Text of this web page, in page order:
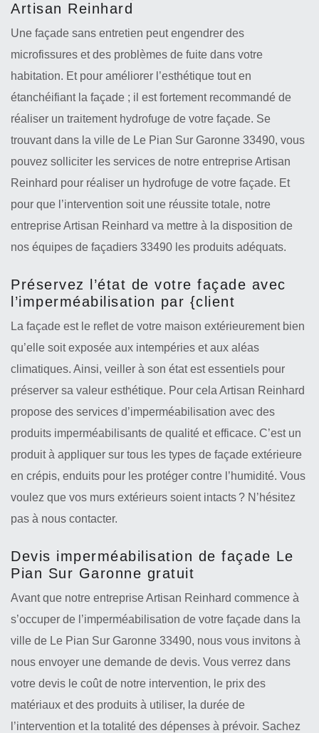
Artisan Reinhard
Une façade sans entretien peut engendrer des
microfissures et des problèmes de fuite dans votre
habitation. Et pour améliorer l’esthétique tout en
étanchéifiant la façade ; il est fortement recommandé de
réaliser un traitement hydrofuge de votre façade. Se
trouvant dans la ville de Le Pian Sur Garonne 33490, vous
pouvez solliciter les services de notre entreprise Artisan
Reinhard pour réaliser un hydrofuge de votre façade. Et
pour que l’intervention soit une réussite totale, notre
entreprise Artisan Reinhard va mettre à la disposition de
nos équipes de façadiers 33490 les produits adéquats.
Préservez l’état de votre façade avec
l’imperméabilisation par {client
La façade est le reflet de votre maison extérieurement bien
qu’elle soit exposée aux intempéries et aux aléas
climatiques. Ainsi, veiller à son état est essentiels pour
préserver sa valeur esthétique. Pour cela Artisan Reinhard
propose des services d’imperméabilisation avec des
produits imperméabilisants de qualité et efficace. C’est un
produit à appliquer sur tous les types de façade extérieure
en crépis, enduits pour les protéger contre l’humidité. Vous
voulez que vos murs extérieurs soient intacts ? N’hésitez
pas à nous contacter.
Devis imperméabilisation de façade Le
Pian Sur Garonne gratuit
Avant que notre entreprise Artisan Reinhard commence à
s’occuper de l’imperméabilisation de votre façade dans la
ville de Le Pian Sur Garonne 33490, nous vous invitons à
nous envoyer une demande de devis. Vous verrez dans
votre devis le coût de notre intervention, le prix des
matériaux et des produits à utiliser, la durée de
l’intervention et la totalité des dépenses à prévoir. Sachez